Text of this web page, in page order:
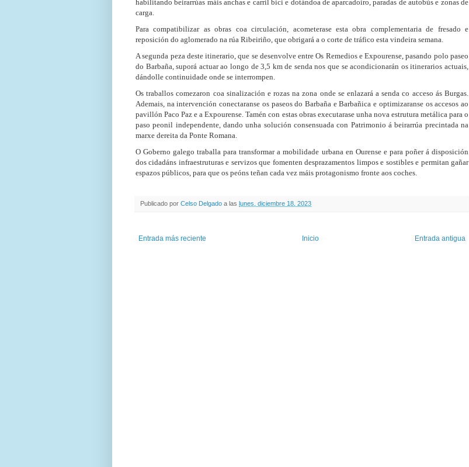
habilitando beirarrúas máis anchas e carril bici e dotándoa de aparcadoiro, paradas de autobús e zonas de
carga.
Para compatibilizar as obras coa circulación, acometerase esta obra complementaria de fresado e
reposición do aglomerado na rúa Ribeiriño, que obrigará a o corte de tráfico esta vindeira semana.
A segunda peza deste itinerario, que se desenvolve entre Os Remedios e Expourense, pasando polo paseo
do Barbaña, suporá actuar ao longo de 3,5 km de senda nos que se acondicionarán os itinerarios actuais,
dándolle continuidade onde se interrompen.
Os traballos comezaron coa sinalización e rozas na zona onde se enlazará a senda co acceso ás Burgas.
Ademais, na intervención conectaranse os paseos do Barbaña e Barbañica e optimizaranse os accesos ao
pavillón Paco Paz e a Expourense. Taméncon estas obras executarase unha nova estrutura metálica para o
paso peonil independente, dando unha solución consensuada con Patrimonio á beirarrúa precintada na
marxe dereita da Ponte Romana.
O Goberno galego traballa para transformar a mobilidade urbana en Ourense e para poñer á disposición
dos cidadáns infraestruturas e servizos que fomenten desprazamentos limpos e sostibles e permitan gañar
espazos públicos, para que os peóns teñan cada vez máis protagonismo fronte aos coches.
Publicado por Celso Delgado a las lunes, diciembre 18, 2023
Entrada más reciente Entrada antigua
Inicio